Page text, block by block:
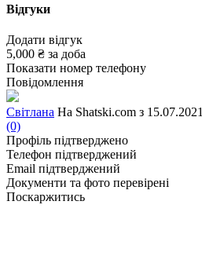
Відгуки
Додати відгук
5,000 ₴ за доба
Показати номер телефону
Повідомлення
Світлана На Shatski.com з 15.07.2021
(0)
Профіль підтверджено
Телефон підтверджений
Email підтверджений
Документи та фото перевірені
Поскаржитись